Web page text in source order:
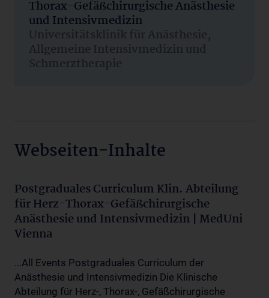
Thorax-Gefäßchirurgische Anästhesie
und Intensivmedizin
Universitätsklinik für Anästhesie,
Allgemeine Intensivmedizin und
Schmerztherapie
Webseiten-Inhalte
Postgraduales Curriculum Klin. Abteilung
für Herz-Thorax-Gefäßchirurgische
Anästhesie und Intensivmedizin | MedUni
Vienna
...All Events Postgraduales Curriculum der
Anästhesie und Intensivmedizin Die Klinische
Abteilung für Herz-, Thorax-, Gefäßchirurgische